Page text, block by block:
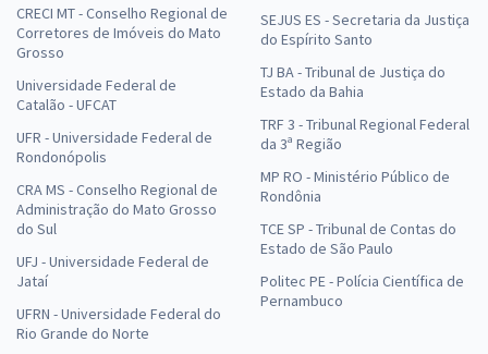
CRECI MT - Conselho Regional de
Corretores de Imóveis do Mato
Grosso
Universidade Federal de
Catalão - UFCAT
UFR - Universidade Federal de
Rondonópolis
CRA MS - Conselho Regional de
Administração do Mato Grosso
do Sul
UFJ - Universidade Federal de
Jataí
UFRN - Universidade Federal do
Rio Grande do Norte
SEJUS ES - Secretaria da Justiça
do Espírito Santo
TJ BA - Tribunal de Justiça do
Estado da Bahia
TRF 3 - Tribunal Regional Federal
da 3ª Região
MP RO - Ministério Público de
Rondônia
TCE SP - Tribunal de Contas do
Estado de São Paulo
Politec PE - Polícia Científica de
Pernambuco